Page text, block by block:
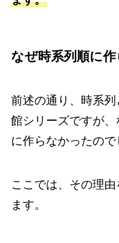
なぜ時系列順に
前述の通り、時系
館シリーズですが
に作らなかったので
ここでは、その理
ます。